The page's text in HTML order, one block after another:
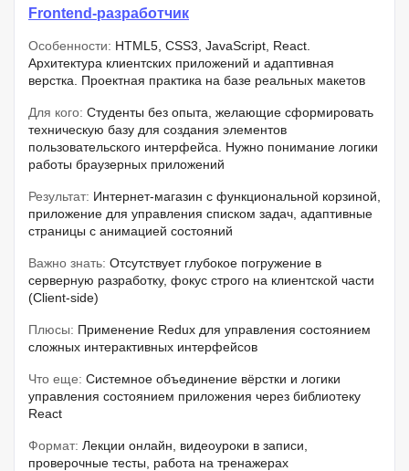
Frontend-разработчик
Особенности: HTML5, CSS3, JavaScript, React.
Архитектура клиентских приложений и адаптивная
верстка. Проектная практика на базе реальных макетов
Для кого: Студенты без опыта, желающие сформировать
техническую базу для создания элементов
пользовательского интерфейса. Нужно понимание логики
работы браузерных приложений
Результат: Интернет-магазин с функциональной корзиной,
приложение для управления списком задач, адаптивные
страницы с анимацией состояний
Важно знать: Отсутствует глубокое погружение в
серверную разработку, фокус строго на клиентской части
(Client-side)
Плюсы: Применение Redux для управления состоянием
сложных интерактивных интерфейсов
Что еще: Системное объединение вёрстки и логики
управления состоянием приложения через библиотеку
React
Формат: Лекции онлайн, видеоуроки в записи,
проверочные тесты, работа на тренажерах